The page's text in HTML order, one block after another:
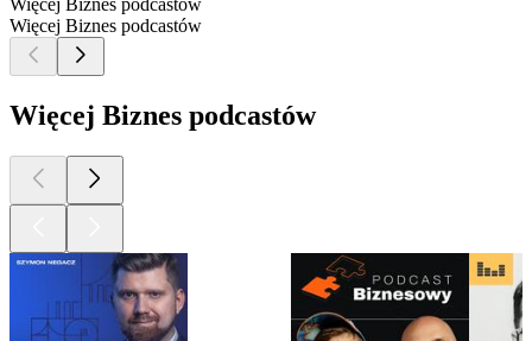
Więcej Biznes podcastów
Więcej Biznes podcastów
Więcej Biznes podcastów